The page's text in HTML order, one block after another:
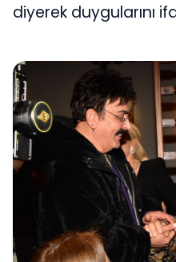
diyerek duygularını